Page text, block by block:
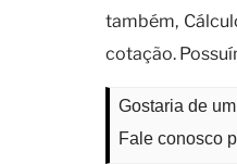
também,
cotação.
Gostaria de
Fale conosco